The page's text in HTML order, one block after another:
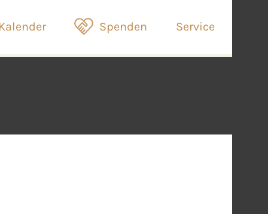
Spenden Service